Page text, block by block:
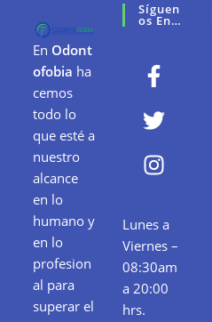
En Odont
ofobia ha
cemos
todo lo
que esté a
nuestro
alcance
en lo
humano y
en lo
profesion
al para
superar el
Síguen
Os En…
Lunes a
Viernes –
08:30am
a 20:00
hrs.